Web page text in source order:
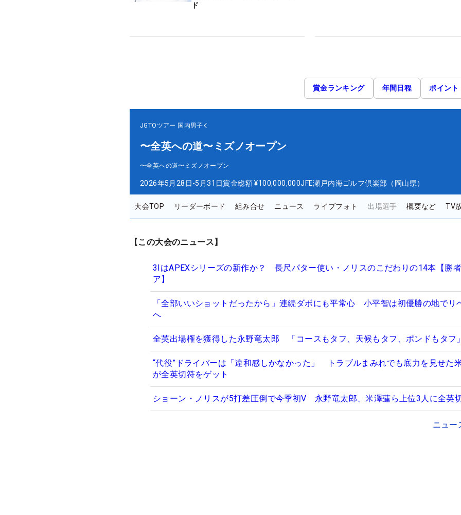
ド
賞金ランキング 年間日程 ポイント
JGTOツアー 国内男子
〜全英への道〜ミズノオープン
〜全英への道〜ミズノオープン
2026年5月28日-5月31日賞金総額 ¥100,000,000JFE瀬戸内海ゴルフ倶楽部（岡山県）
大会TOP リーダーボード 組み合せ ニュース ライブフォト 出場選手 概要など TV
【この大会のニュース】
3IはAPEXシリーズの新作か？ 長尺パター使い・ノリスのこだわりの14本【勝
ア】
「全部いいショットだったから」連続ダボにも平常心 小平智は初優勝の地でリ
へ
全英出場権を獲得した永野竜太郎 「コースもタフ、天候もタフ、ポンドもタフ
“代役”ドライバーは「違和感しかなかった」 トラブルまみれでも底力を見せた
が全英切符をゲット
ショーン・ノリスが5打差圧倒で今季初V 永野竜太郎、米澤蓮ら上位3人に全英
ニュー